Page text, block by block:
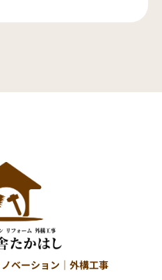
ベーション｜外構工事